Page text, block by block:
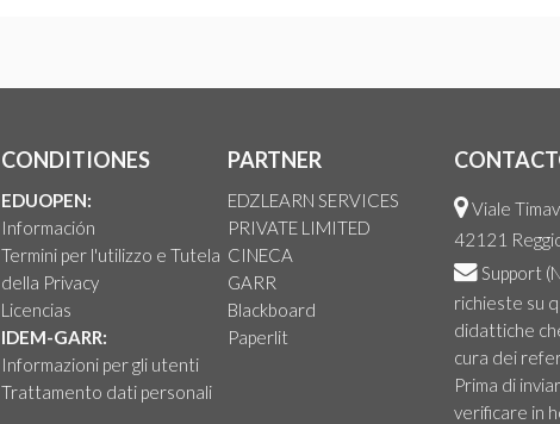
CONDITIONES
EDUOPEN:
Información
Termini per l'utilizzo e Tutela
della Privacy
Licencias
IDEM-GARR:
Informazioni per gli utenti
Trattamento dati personali
PARTNER
EDZLEARN SERVICES
PRIVATE LIMITED
CINECA
GARR
Blackboard
Paperlit
Viale
42121
Support
richieste su
didattiche
cura dei
Prima di
verificare in